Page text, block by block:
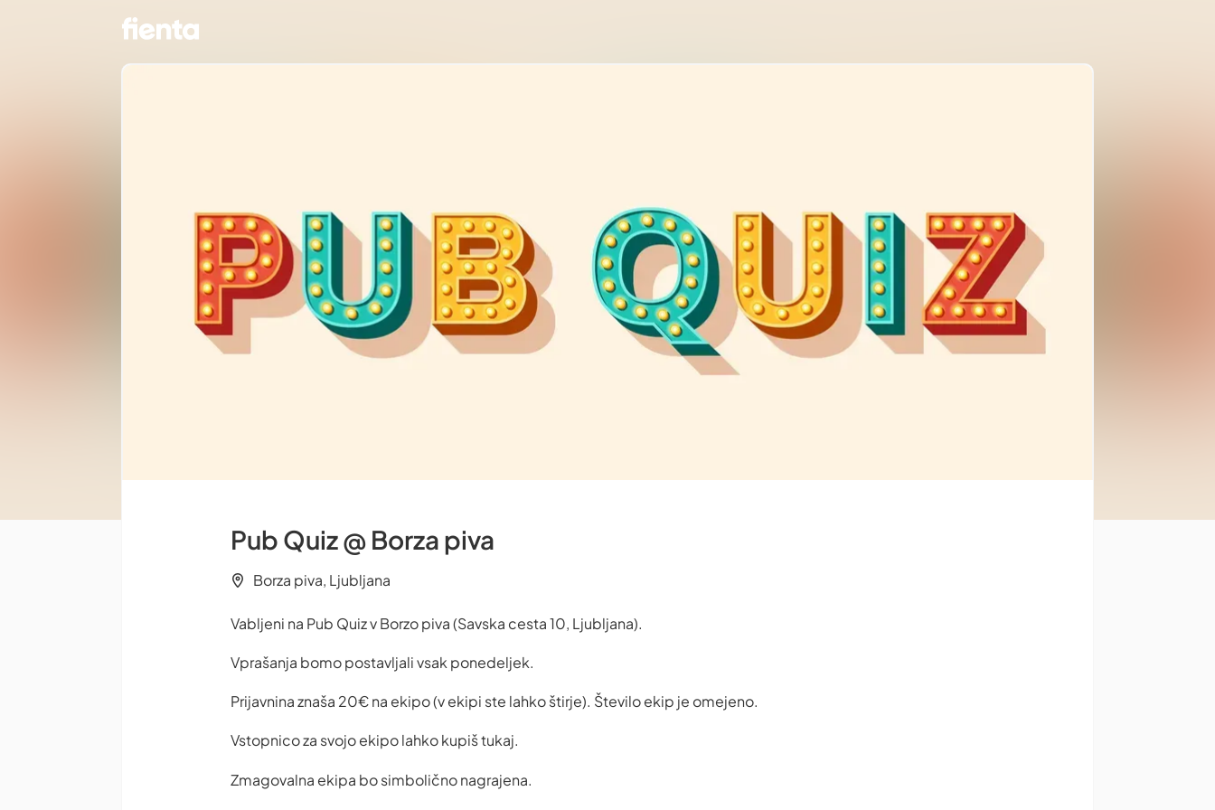
Pub Quiz @ Borza piva
Borza piva, Ljubljana
Vabljeni na Pub Quiz v Borzo piva (Savska cesta 10, Ljubljana).
Vprašanja bomo postavljali vsak ponedeljek.
Prijavnina znaša 20€ na ekipo (v ekipi ste lahko štirje). Število ekip je omejeno.
Vstopnico za svojo ekipo lahko kupiš tukaj.
Zmagovalna ekipa bo simbolično nagrajena.